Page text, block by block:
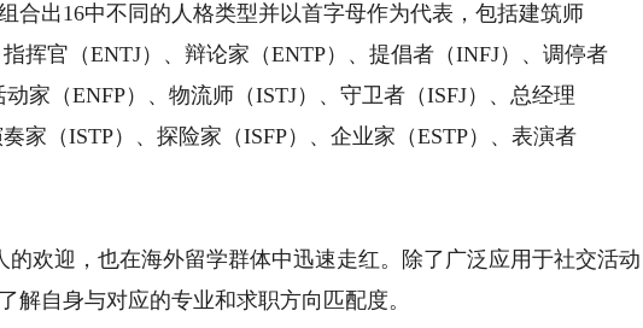
合出16中不同的人格类型并以首字母作为代表，包括建筑师
挥官（ENTJ）、辩论家（ENTP）、提倡者（INFJ）、调停者
动家（ENFP）、物流师（ISTJ）、守卫者（ISFJ）、总经理
奏家（ISTP）、探险家（ISFP）、企业家（ESTP）、表演者
欢迎，也在海外留学群体中迅速走红。除了广泛应用于社交活动
解自身与对应的专业和求职方向匹配度。